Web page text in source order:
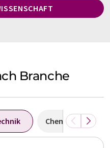
Branche
Chemie